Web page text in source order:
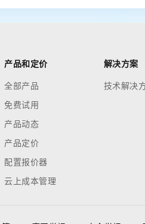
产品和定价
全部产品
免费试用
产品动态
产品定价
配置报价器
云上成本管理
解决方案
技术解决